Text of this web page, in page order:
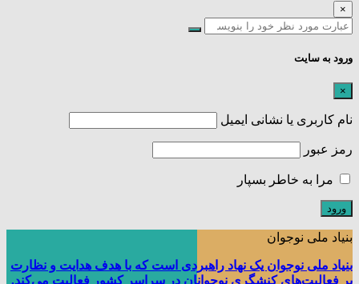
×
ورود به سایت
×
نام کاربری یا نشانی ایمیل
رمز عبور
مرا به خاطر بسپار
بنیاد ملی نوجوان
بنیاد ملی نوجوان یک نهاد راهبردی است که با هدف هدایت و نظارت
بر فعالیت‌های کنشگری نوجوانان در سراسر کشور فعالیت می‌کند.